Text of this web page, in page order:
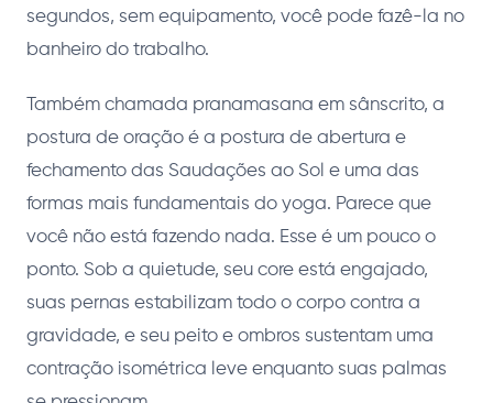
segundos, sem equipamento, você pode fazê-la no
banheiro do trabalho.
Também chamada pranamasana em sânscrito, a
postura de oração é a postura de abertura e
fechamento das Saudações ao Sol e uma das
formas mais fundamentais do yoga. Parece que
você não está fazendo nada. Esse é um pouco o
ponto. Sob a quietude, seu core está engajado,
suas pernas estabilizam todo o corpo contra a
gravidade, e seu peito e ombros sustentam uma
contração isométrica leve enquanto suas palmas